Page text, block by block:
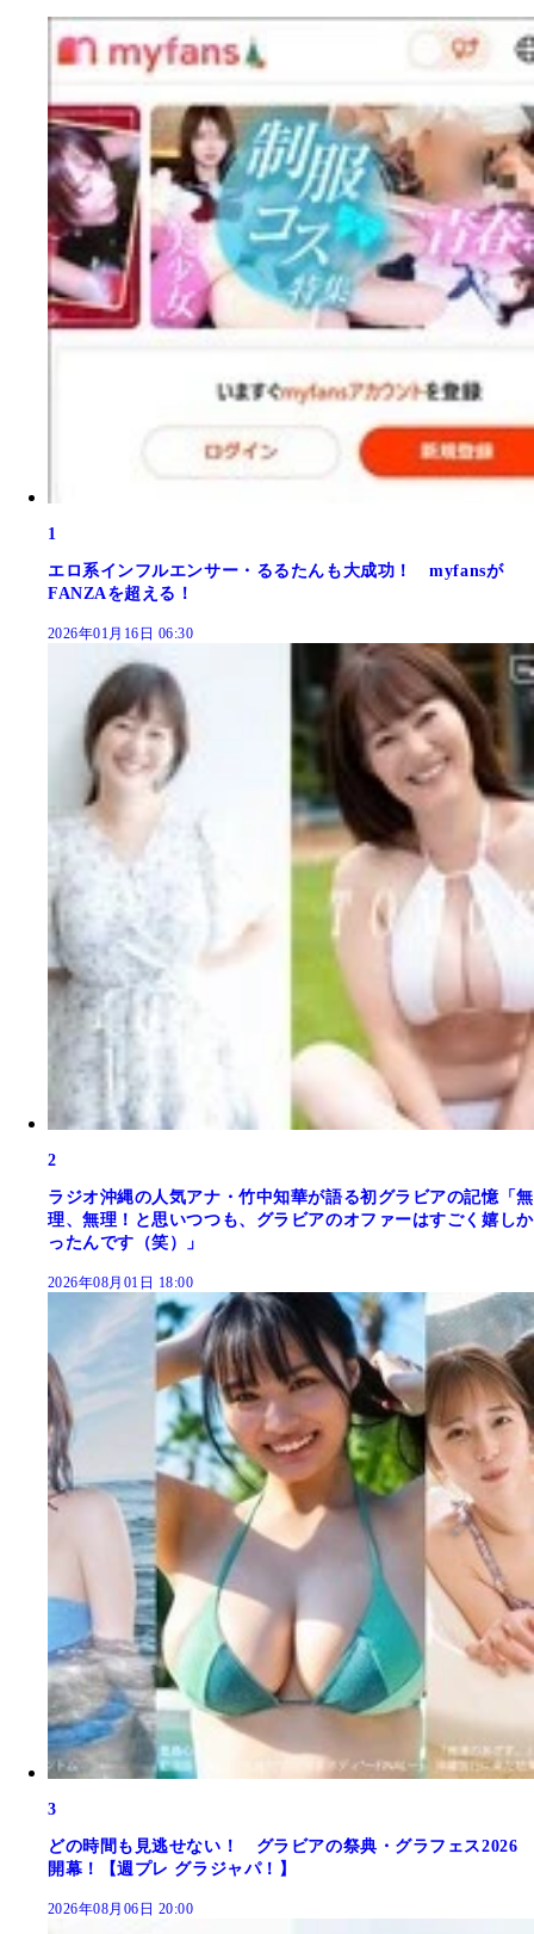
1
エロ系インフルエンサー・るるたんも大成功！ myfansが
FANZAを超える！
2026年01月16日 06:30
2
ラジオ沖縄の人気アナ・竹中知華が語る初グラビアの記憶「無
理、無理！と思いつつも、グラビアのオファーはすごく嬉しか
ったんです（笑）」
2026年08月01日 18:00
3
どの時間も見逃せない！ グラビアの祭典・グラフェス2026
開幕！【週プレ グラジャパ！】
2026年08月06日 20:00